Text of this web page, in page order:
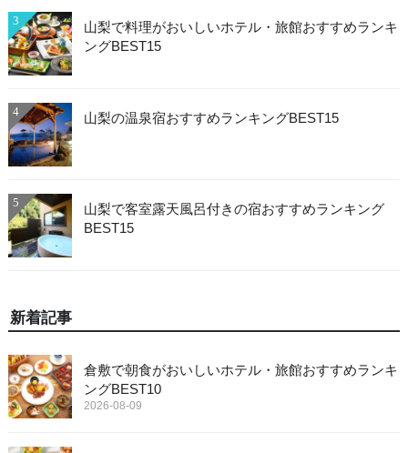
3
山梨で料理がおいしいホテル・旅館おすすめランキ
ングBEST15
4 山梨の温泉宿おすすめランキングBEST15
5
山梨で客室露天風呂付きの宿おすすめランキング
BEST15
新着記事
倉敷で朝食がおいしいホテル・旅館おすすめランキ
ングBEST10
2026-08-09